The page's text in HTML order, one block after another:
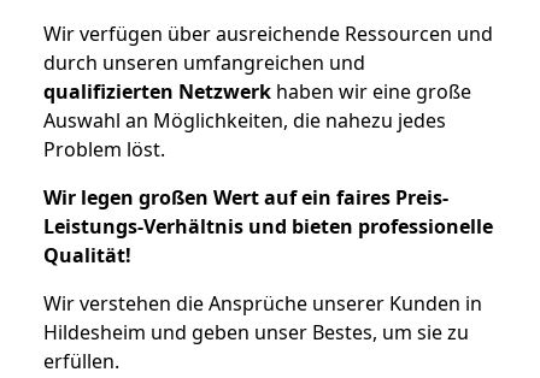
Wir verfügen über ausreichende Ressourcen und
durch unseren umfangreichen und
qualifizierten Netzwerk haben wir eine große
Auswahl an Möglichkeiten, die nahezu jedes
Problem löst.
Wir legen großen Wert auf ein faires Preis-
Leistungs-Verhältnis und bieten professionelle
Qualität!
Wir verstehen die Ansprüche unserer Kunden in
Hildesheim und geben unser Bestes, um sie zu
erfüllen.